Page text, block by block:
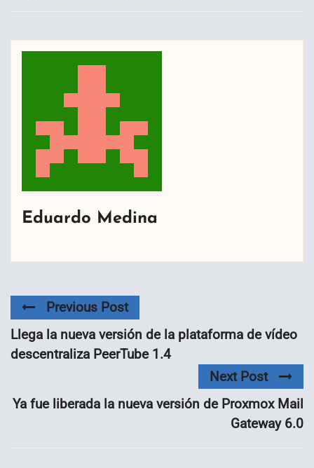
Eduardo Medina
Previous Post
Llega la nueva versión de la plataforma de vídeo
descentraliza PeerTube 1.4
Next Post
Ya fue liberada la nueva versión de Proxmox Mail
Gateway 6.0